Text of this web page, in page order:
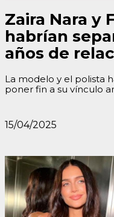
Zaira Nara y
habrían
años de
La modelo y el polista
poner fin a su vínculo
15/04/2025